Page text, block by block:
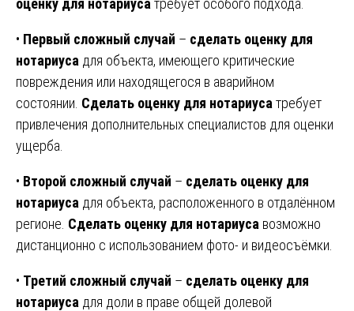
оценку для нотариуса требует особого подхода.
• Первый сложный случай – сделать оценку для
нотариуса для объекта, имеющего критические
повреждения или находящегося в аварийном
состоянии. Сделать оценку для нотариуса требует
привлечения дополнительных специалистов для оценки
ущерба.
• Второй сложный случай – сделать оценку для
нотариуса для объекта, расположенного в отдалённом
регионе. Сделать оценку для нотариуса возможно
дистанционно с использованием фото- и видеосъёмки.
• Третий сложный случай – сделать оценку для
нотариуса для доли в праве общей долевой